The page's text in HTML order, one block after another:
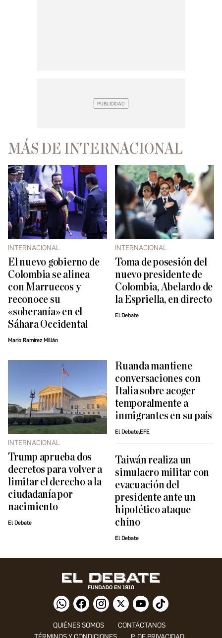
MÁS DE INTERNACIONAL
INTERNACIONAL
El nuevo gobierno de
Colombia se alinea
con Marruecos y
reconoce su
«soberanía» en el
Sáhara Occidental
Mario Ramírez Millán
INTERNACIONAL
Toma de posesión del
nuevo presidente de
Colombia, Abelardo de
la Espriella, en directo
El Debate
INTERNACIONAL
Trump aprueba dos
decretos para volver a
limitar el derecho a la
ciudadanía por
nacimiento
El Debate
Ruanda mantiene
conversaciones con
Italia sobre acoger
temporalmente a
inmigrantes en su país
El Debate,EFE
Taiwán realiza un
simulacro militar con
evacuación del
presidente ante un
hipotético ataque
chino
El Debate
QUIÉNES SOMOS
CONTÁCTANOS